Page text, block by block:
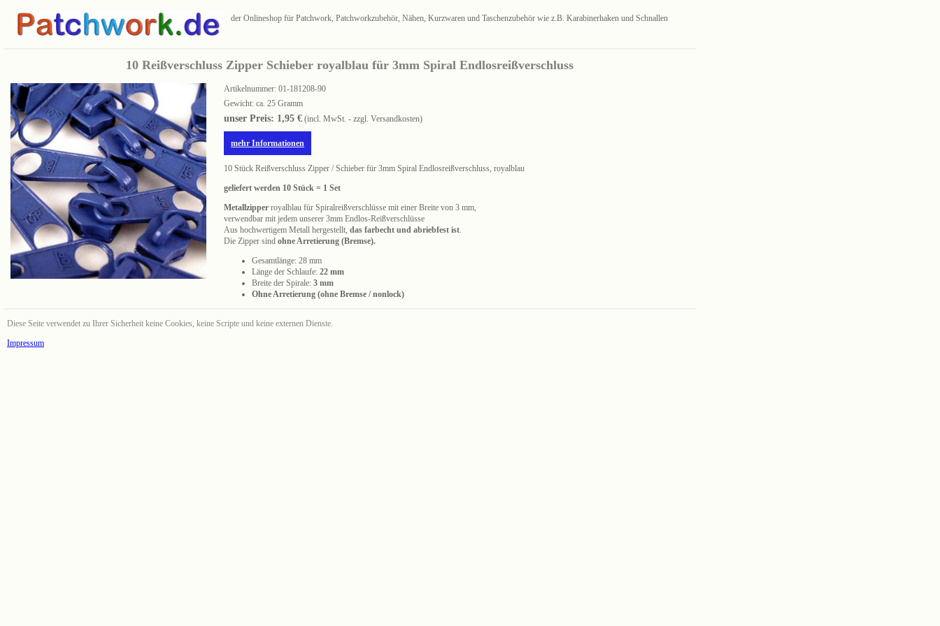
der Onlineshop für Patchwork, Patchworkzubehör, Nähen, Kurzwaren und Taschenzubehör wie z.B. Karabinerhaken und Schnallen
10 Reißverschluss Zipper Schieber royalblau für 3mm Spiral Endlosreißverschluss
Artikelnummer: 01-181208-90
Gewicht: ca. 25 Gramm
unser Preis: 1,95 € (incl. MwSt. - zzgl. Versandkosten)
mehr Informationen
10 Stück Reißverschluss Zipper / Schieber für 3mm Spiral Endlosreißverschluss, royalblau
geliefert werden 10 Stück = 1 Set
Metallzipper royalblau für Spiralreißverschlüsse mit einer Breite von 3 mm,
verwendbar mit jedem unserer 3mm Endlos-Reißverschlüsse
Aus hochwertigem Metall hergestellt, das farbecht und abriebfest ist.
Die Zipper sind ohne Arretierung (Bremse).
Gesamtlänge: 28 mm
Länge der Schlaufe: 22 mm
Breite der Spirale: 3 mm
Ohne Arretierung (ohne Bremse / nonlock)
Diese Seite verwendet zu Ihrer Sicherheit keine Cookies, keine Scripte und keine externen Dienste.
Impressum